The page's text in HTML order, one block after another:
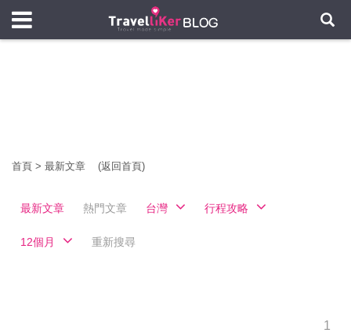
首頁 > 最新文章 (返回首頁)
最新文章 熱門文章 台灣 行程攻略
12個月 重新搜尋
1